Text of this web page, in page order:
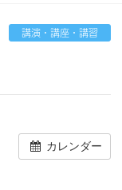
講演・講座・講習
カレンダー